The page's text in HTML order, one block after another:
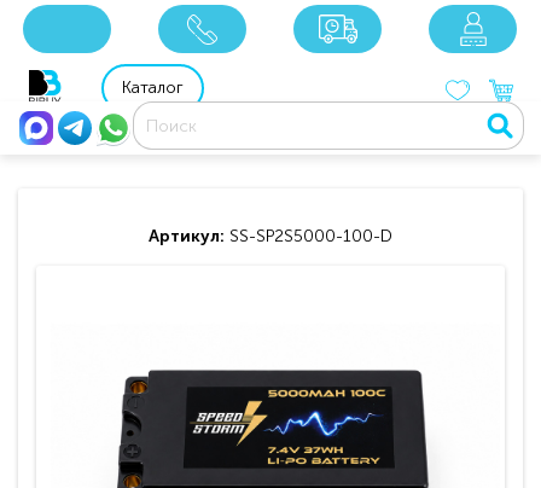
8 800 201 92 06
Каталог
Артикул: SS-SP2S5000-100-D
xxx